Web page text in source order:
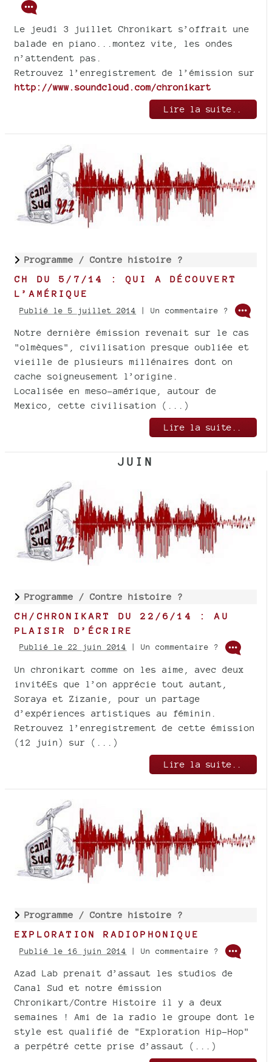
Le jeudi 3 juillet Chronikart s’offrait une
balade en piano...montez vite, les ondes
n’attendent pas.
Retrouvez l’enregistrement de l’émission sur
http://www.soundcloud.com/chronikart
Lire la suite..
Programme / Contre histoire ?
CH DU 5/7/14 : QUI A DÉCOUVERT
L’AMÉRIQUE
Publié le 5 juillet 2014 | Un commentaire ?
Notre dernière émission revenait sur le cas
"olmèques", civilisation presque oubliée et
vieille de plusieurs millénaires dont on
cache soigneusement l’origine.
Localisée en meso-amérique, autour de
Mexico, cette civilisation (...)
Lire la suite..
JUIN
Programme / Contre histoire ?
CH/CHRONIKART DU 22/6/14 : AU
PLAISIR D’ÉCRIRE
Publié le 22 juin 2014 | Un commentaire ?
Un chronikart comme on les aime, avec deux
invitéEs que l’on apprécie tout autant,
Soraya et Zizanie, pour un partage
d’expériences artistiques au féminin.
Retrouvez l’enregistrement de cette émission
(12 juin) sur (...)
Lire la suite..
Programme / Contre histoire ?
EXPLORATION RADIOPHONIQUE
Publié le 16 juin 2014 | Un commentaire ?
Azad Lab prenait d’assaut les studios de
Canal Sud et notre émission
Chronikart/Contre Histoire il y a deux
semaines ! Ami de la radio le groupe dont le
style est qualifié de "Exploration Hip-Hop"
a perpétré cette prise d’assaut (...)